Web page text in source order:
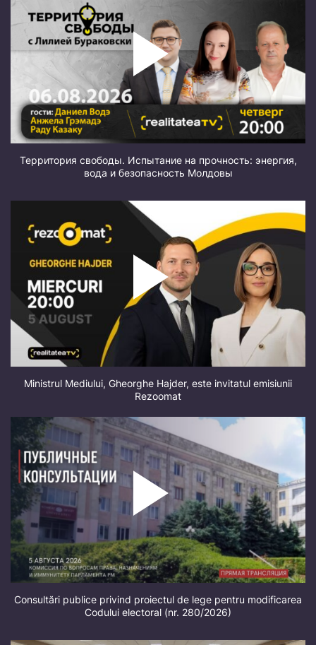
Территория свободы. Испытание на прочность: энергия,
вода и безопасность Молдовы
Ministrul Mediului, Gheorghe Hajder, este invitatul emisiunii
Rezoomat
Consultări publice privind proiectul de lege pentru modificarea
Codului electoral (nr. 280/2026)